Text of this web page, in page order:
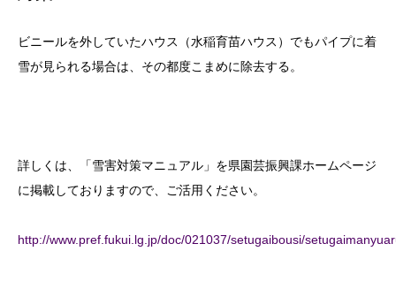
ビニールを外していたハウス（水稲育苗ハウス）でもパイプに着
雪が見られる場合は、その都度こまめに除去する。
詳しくは、「雪害対策マニュアル」を県園芸振興課ホームページ
に掲載しておりますので、ご活用ください。
http://www.pref.fukui.lg.jp/doc/021037/setugaibousi/